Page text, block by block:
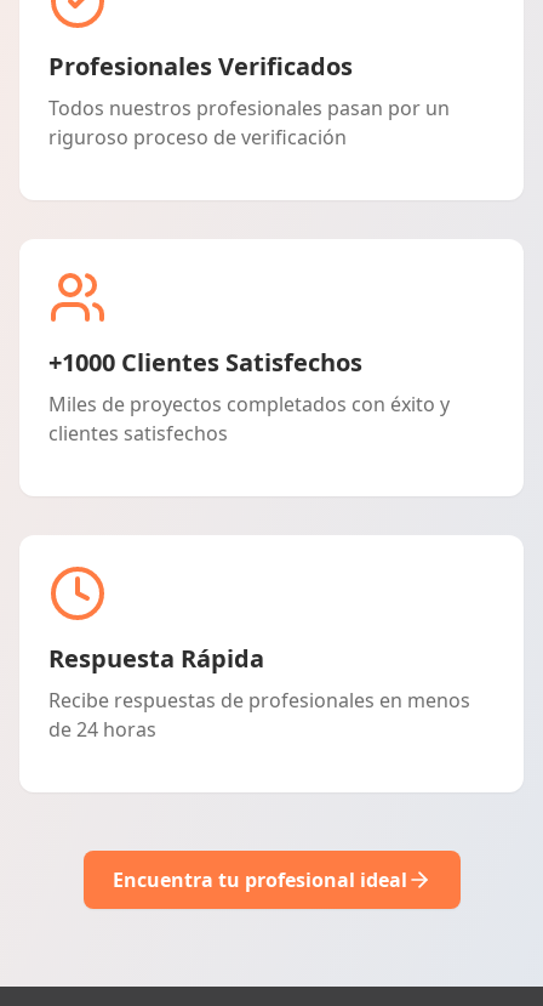
Profesionales Verificados
Todos nuestros profesionales pasan por un
riguroso proceso de verificación
+1000 Clientes Satisfechos
Miles de proyectos completados con éxito y
clientes satisfechos
Respuesta Rápida
Recibe respuestas de profesionales en menos
de 24 horas
Encuentra tu profesional ideal